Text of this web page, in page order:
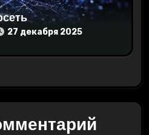
27 декабря 2025